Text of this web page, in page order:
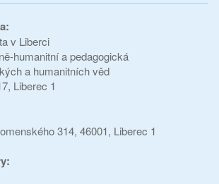
v Liberci
humanitní a pedagogická
a humanitních věd
Liberec 1
314, 46001, Liberec 1